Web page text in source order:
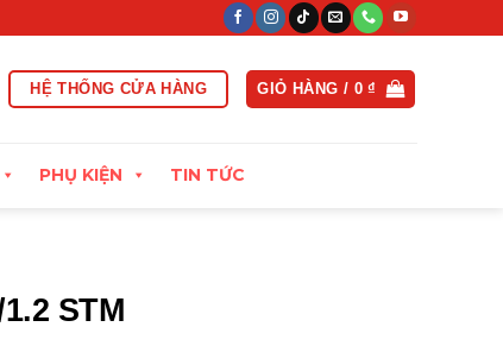
15 ngày đầu Xuất hóa đơn VAT đầy đủ
HỆ THỐNG CỬA HÀNG GIỎ HÀNG / 0₫
PHỤ KIỆN TIN TỨC
STM